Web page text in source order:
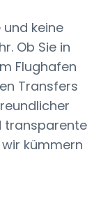
und keine
Ob Sie in
Flughafen
Transfers
transparente
kümmern